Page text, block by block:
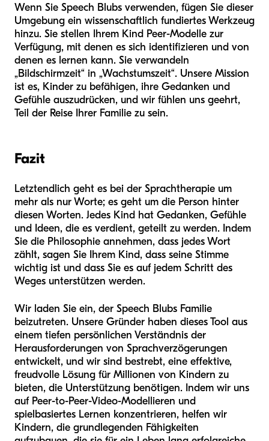
Wenn Sie Speech Blubs verwenden, fügen Sie dieser
Umgebung ein wissenschaftlich fundiertes Werkzeug
hinzu. Sie stellen Ihrem Kind Peer-Modelle zur
Verfügung, mit denen es sich identifizieren und von
denen es lernen kann. Sie verwandeln
„Bildschirmzeit“ in „Wachstumszeit“. Unsere Mission
ist es, Kinder zu befähigen, ihre Gedanken und
Gefühle auszudrücken, und wir fühlen uns geehrt,
Teil der Reise Ihrer Familie zu sein.
Fazit
Letztendlich geht es bei der Sprachtherapie um
mehr als nur Worte; es geht um die Person hinter
diesen Worten. Jedes Kind hat Gedanken, Gefühle
und Ideen, die es verdient, geteilt zu werden. Indem
Sie die Philosophie annehmen, dass jedes Wort
zählt, sagen Sie Ihrem Kind, dass seine Stimme
wichtig ist und dass Sie es auf jedem Schritt des
Weges unterstützen werden.
Wir laden Sie ein, der Speech Blubs Familie
beizutreten. Unsere Gründer haben dieses Tool aus
einem tiefen persönlichen Verständnis der
Herausforderungen von Sprachverzögerungen
entwickelt, und wir sind bestrebt, eine effektive,
freudvolle Lösung für Millionen von Kindern zu
bieten, die Unterstützung benötigen. Indem wir uns
auf Peer-to-Peer-Video-Modellieren und
spielbasiertes Lernen konzentrieren, helfen wir
Kindern, die grundlegenden Fähigkeiten